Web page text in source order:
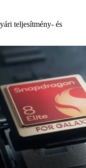
teljesítmény- és